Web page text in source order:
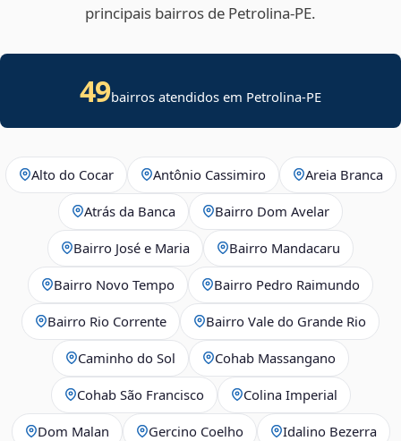
principais bairros de Petrolina‑PE.
49bairros atendidos em Petrolina-PE
Alto do Cocar Antônio Cassimiro Areia Branca
Atrás da Banca Bairro Dom Avelar
Bairro José e Maria Bairro Mandacaru
Bairro Novo Tempo Bairro Pedro Raimundo
Bairro Rio Corrente Bairro Vale do Grande Rio
Caminho do Sol Cohab Massangano
Cohab São Francisco Colina Imperial
Dom Malan Gercino Coelho Idalino Bezerra